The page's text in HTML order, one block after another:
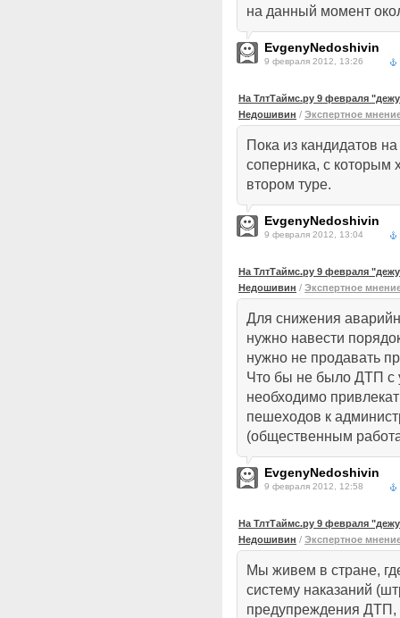
на данный момент
EvgenyNedoshivin
9 февраля 2012, 13:26
На ТлтТаймс.ру 9 февраля
Недошивин / Экспертное
Пока из кандидатов
соперника, с которым
втором туре.
EvgenyNedoshivin
9 февраля 2012, 13:04
На ТлтТаймс.ру 9 февраля
Недошивин / Экспертное
Для снижения
нужно навести
нужно не продавать
Что бы не было ДТП с
необходимо
пешеходов к
(общественным
EvgenyNedoshivin
9 февраля 2012, 12:58
На ТлтТаймс.ру 9 февраля
Недошивин / Экспертное
Мы живем в стране,
систему наказаний
предупреждения